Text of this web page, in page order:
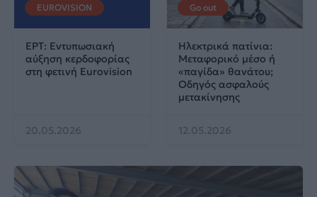
EUROVISION
ΕΡΤ: Εντυπωσιακή
αύξηση κερδοφορίας
στη φετινή Eurovision
20.05.2026
Go out
Ηλεκτρικά πατίνια:
Μεταφορικό μέσο ή
«παγίδα» θανάτου;
Οδηγός ασφαλούς
μετακίνησης
12.05.2026